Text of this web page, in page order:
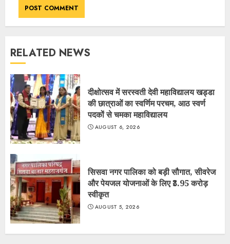
RELATED NEWS
दीक्षोत्सव में सरस्वती देवी महाविद्यालय खड्डा
की छात्राओं का स्वर्णिम परचम, आठ स्वर्ण
पदकों से चमका महाविद्यालय
AUGUST 6, 2026
सिसवा नगर पालिका को बड़ी सौगात, सीवरेज
और पेयजल योजनाओं के लिए ₹3.95 करोड़
स्वीकृत
AUGUST 5, 2026